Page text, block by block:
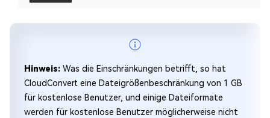
Hinweis: Was die Einschränkungen betrifft, so hat
CloudConvert eine Dateigrößenbeschränkung von 1 GB
für kostenlose Benutzer, und einige Dateiformate
werden für kostenlose Benutzer möglicherweise nicht